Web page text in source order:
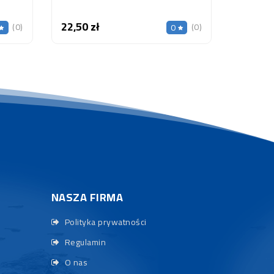
(0) 22,50 złCena 0 (0)
NASZA FIRMA
Polityka prywatności
Regulamin
O nas